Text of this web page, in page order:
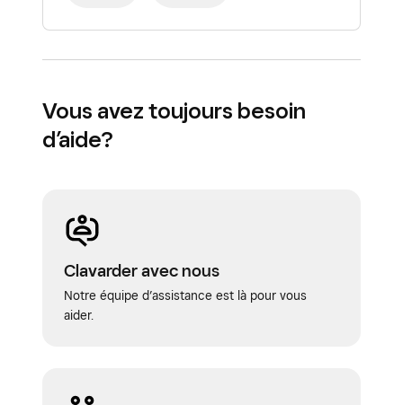
Vous avez toujours besoin
d’aide?
Clavarder avec nous
Notre équipe d’assistance est là pour vous
aider.